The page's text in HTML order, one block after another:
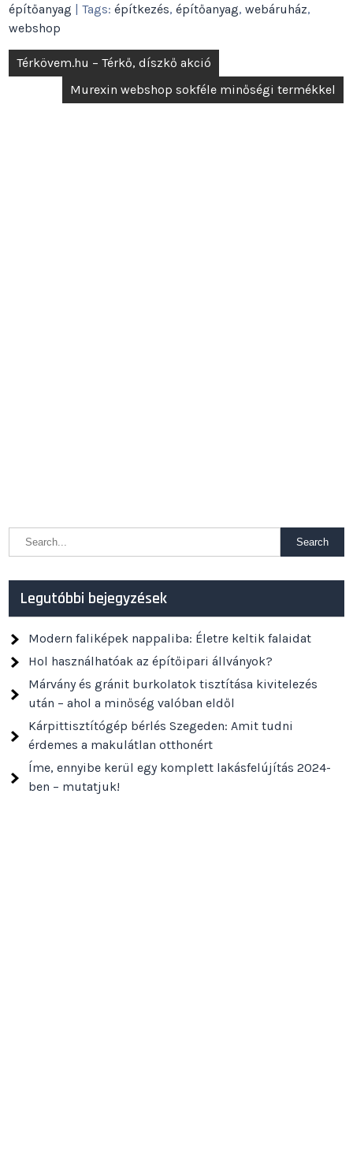
építőanyag | Tags:építkezés,építőanyag,webáruház,
webshop
Bejegyzés
navigáció
Térkövem.hu – Térkő, díszkő akció
Murexin webshop sokféle minőségi termékkel
Legutóbbi bejegyzések
Modern faliképek nappaliba: Életre keltik falaidat
Hol használhatóak az építőipari állványok?
Márvány és gránit burkolatok tisztítása kivitelezés
után – ahol a minőség valóban eldől
Kárpittisztítógép bérlés Szegeden: Amit tudni
érdemes a makulátlan otthonért
Íme, ennyibe kerül egy komplett lakásfelújítás 2024-
ben – mutatjuk!